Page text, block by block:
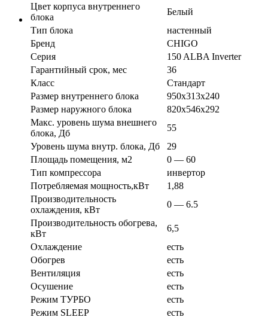
Цвет корпуса внутреннего
блока
Белый
Тип блока
настенный
Бренд
CHIGO
Серия
150 ALBA Inverter
Гарантийный срок, мес
36
Класс
Стандарт
Размер внутреннего блока
950х313х240
Размер наружного блока
820х546х292
Макс. уровень шума внешнего
блока, Дб
55
Уровень шума внутр. блока, Дб
29
Площадь помещения, м2
0 — 60
Тип компрессора
инвертор
Потребляемая мощность,кВт
1,88
Производительность
охлаждения, кВт
0 — 6.5
Производительность обогрева,
кВт
6,5
Охлаждение
есть
Обогрев
есть
Вентиляция
есть
Осушение
есть
Режим ТУРБО
есть
Режим SLEEP
есть